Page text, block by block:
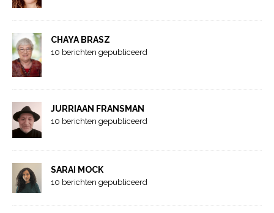
CHAYA BRASZ
10 berichten gepubliceerd
JURRIAAN FRANSMAN
10 berichten gepubliceerd
SARAI MOCK
10 berichten gepubliceerd